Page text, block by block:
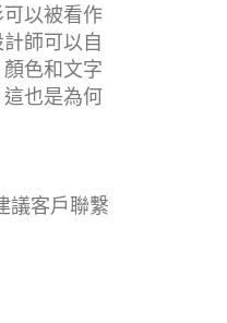
以被看作
師可以自
色和文字
也是為何
議客戶聯繫